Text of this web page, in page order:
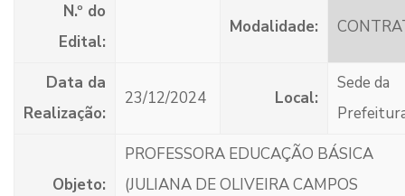
N.º do
Edital:
Modalidade:
Data da
Realização:
23/12/2024 Local:
Sede da
Objeto:
PROFESSORA EDUCAÇÃO BÁSICA
(JULIANA DE OLIVEIRA CAMPOS